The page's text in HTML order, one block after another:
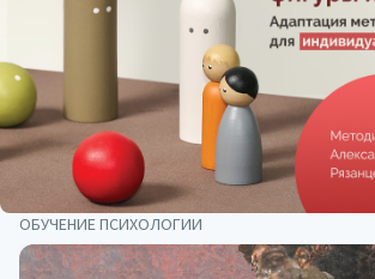
ОБУЧЕНИЕ ПСИХОЛОГИИ